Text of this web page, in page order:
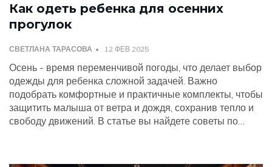
Как одеть ребенка для осенних
прогулок
СВЕТЛАНА ТАРАСОВА 12 ФЕВ 2025
Осень - время переменчивой погоды, что делает выбор
одежды для ребенка сложной задачей. Важно
подобрать комфортные и практичные комплекты, чтобы
защитить малыша от ветра и дождя, сохранив тепло и
свободу движений. В статье вы найдете советы по